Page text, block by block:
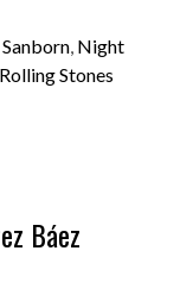
, Night
Stones
Báez